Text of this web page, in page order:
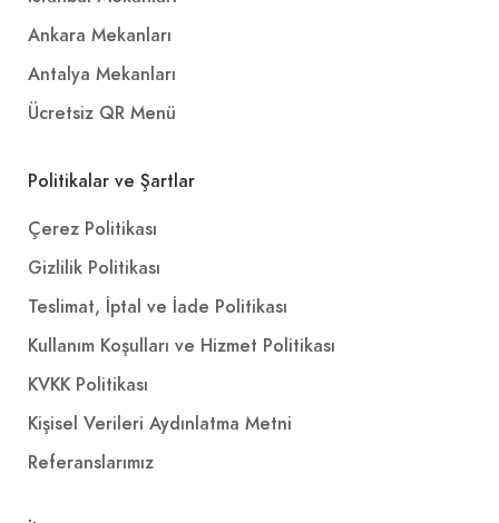
Ankara Mekanları
Antalya Mekanları
Ücretsiz QR Menü
Politikalar ve Şartlar
Çerez Politikası
Gizlilik Politikası
Teslimat, İptal ve İade Politikası
Kullanım Koşulları ve Hizmet Politikası
KVKK Politikası
Kişisel Verileri Aydınlatma Metni
Referanslarımız